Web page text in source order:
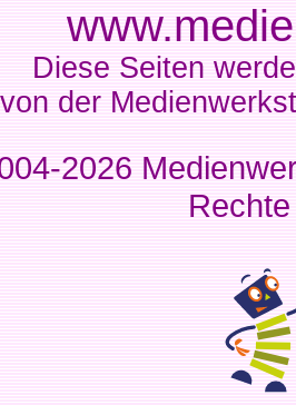
Diese Seiten
von der
2026